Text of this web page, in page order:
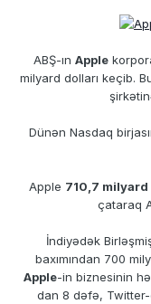
ABŞ-ın Apple
milyard dolları keçib.
Dünən Nasdaq
Apple 710,7 milyard
çataraq
İndiyədək
baxımından 700
Apple-in biznesinin
dan 8 dəfə, Twitter-